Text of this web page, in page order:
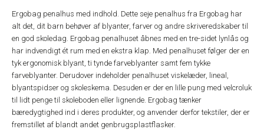
Ergobag penalhus med indhold. Dette seje penalhus fra Ergobag har
alt det, dit barn behøver af blyanter, farver og andre skriveredskaber til
en god skoledag. Ergobag penalhuset åbnes med en tre-sidet lynlås og
har indvendigt ét rum med en ekstra klap. Med penalhuset følger der en
tyk ergonomisk blyant, ti tynde farveblyanter samt fem tykke
farveblyanter. Derudover indeholder penalhuset viskelæder, lineal,
blyantspidser og skoleskema. Desuden er der en lille pung med velcroluk
til lidt penge til skoleboden eller lignende. Ergobag tænker
bæredygtighed ind i deres produkter, og anvender derfor tekstiler, der er
fremstillet af blandt andet genbrugsplastflasker.